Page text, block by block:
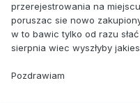
przerejestrowania na
poruszac sie nowo
w to bawic tylko od razu
sierpnia wiec wyszłyby
Pozdrawiam